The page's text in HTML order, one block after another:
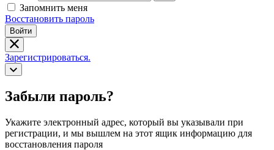
Запомнить меня
Восстановить пароль
Войти
Зарегистрироваться.
Забыли пароль?
Укажите электронный адрес, который вы указывали при
регистрации, и мы вышлем на этот ящик информацию для
восстановления пароля